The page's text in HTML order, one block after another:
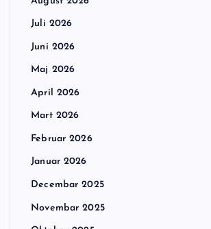
Juli 2026
Juni 2026
Maj 2026
April 2026
Mart 2026
Februar 2026
Januar 2026
Decembar 2025
Novembar 2025